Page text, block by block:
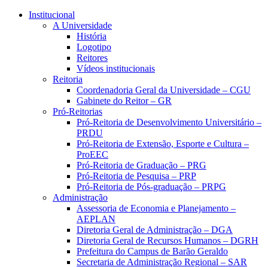
Conteúdo principal
Institucional
A Universidade
História
Logotipo
Reitores
Vídeos institucionais
Reitoria
Coordenadoria Geral da Universidade – CGU
Gabinete do Reitor – GR
Pró-Reitorias
Pró-Reitoria de Desenvolvimento Universitário –
PRDU
Pró-Reitoria de Extensão, Esporte e Cultura –
ProEEC
Pró-Reitoria de Graduação – PRG
Pró-Reitoria de Pesquisa – PRP
Pró-Reitoria de Pós-graduação – PRPG
Administração
Assessoria de Economia e Planejamento –
AEPLAN
Diretoria Geral de Administração – DGA
Diretoria Geral de Recursos Humanos – DGRH
Prefeitura do Campus de Barão Geraldo
Secretaria de Administração Regional – SAR